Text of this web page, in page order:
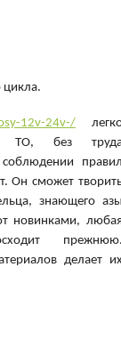
цикла.
12v-24v-/
ТО, без
Он сможет
знающего
новинками,
делает